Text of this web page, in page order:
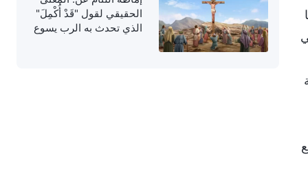
الحقيقي لقول "قَدْ أُكْمِلَ"
الذي تحدث به الرب يسوع